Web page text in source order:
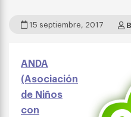
15 septiembre, 2017
ANDA
(Asociación
de Niños
con